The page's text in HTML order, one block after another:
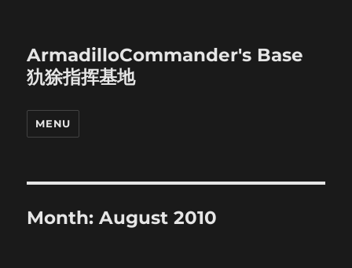
ArmadilloCommander's Base
犰狳指挥基地
MENU
Month:August 2010